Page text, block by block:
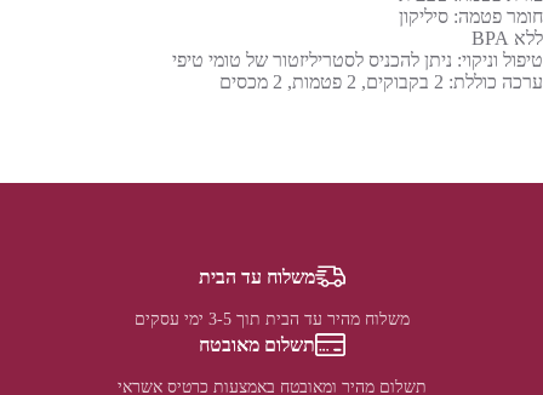
חומר פטמה: סיליקון
ללא BPA
טיפול וניקוי: ניתן להכניס לסטריליזטור של טומי טיפי
ערכה כוללת: 2 בקבוקים, 2 פטמות, 2 מכסים
משלוח עד הבית
משלוח מהיר עד הבית תוך 3-5 ימי עסקים
תשלום מאובטח
תשלום מהיר ומאובטח באמצעות כרטיס אשראי